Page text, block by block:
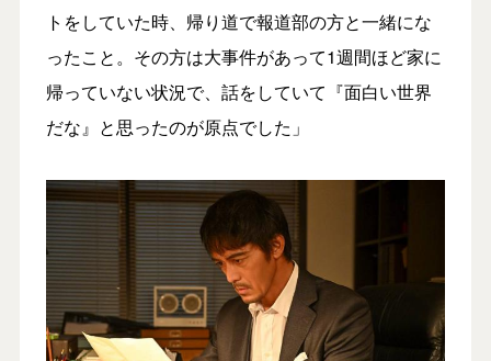
トをしていた時、帰り道で報道部の方と一緒にな
ったこと。その方は大事件があって1週間ほど家に
帰っていない状況で、話をしていて『面白い世界
だな』と思ったのが原点でした」